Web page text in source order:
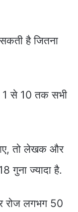
है जितना
1 से 10 तक सभी
तो लेखक और
गुना ज्यादा है.
रोज लगभग 50